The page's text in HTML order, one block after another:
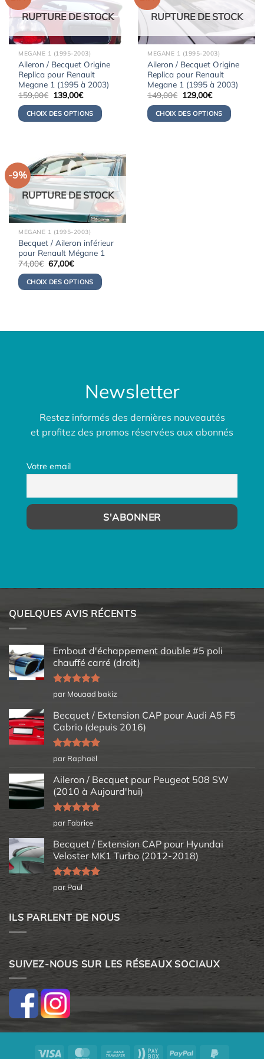
RUPTURE DE STOCK
MEGANE 1 (1995-2003)
Aileron / Becquet Origine
Replica pour Renault
Megane 1 (1995 à 2003)
159,00€ Le
initial
était :
159,00€.
139,00€Le
actuel
est :
139,00€.
CHOIX DES OPTIONS
RUPTURE DE STOCK
MEGANE 1 (1995-2003)
Aileron / Becquet Origine
Replica pour Renault
Megane 1 (1995 à 2003)
149,00€ Le
initial
était :
149,00€.
129,00€Le
actuel
est :
129,00€.
CHOIX DES OPTIONS
-9%
RUPTURE DE STOCK
MEGANE 1 (1995-2003)
Becquet / Aileron inférieur
pour Renault Mégane 1
74,00€ Le
prix
initial
était :
74,00€.
67,00€Le
actuel
est :
67,00€.
CHOIX DES OPTIONS
Newsletter
Restez informés des dernières nouveautés
et profitez des promos réservées aux abonnés
Votre email
QUELQUES AVIS RÉCENTS
Embout d'échappement double #5 poli
chauffé carré (droit)
Note5sur
5
par Mouaad bakiz
Becquet / Extension CAP pour Audi A5 F5
Cabrio (depuis 2016)
Note5sur
5
par Raphaël
Aileron / Becquet pour Peugeot 508 SW
(2010 à Aujourd'hui)
Note5sur
5
par Fabrice
Becquet / Extension CAP pour Hyundai
Veloster MK1 Turbo (2012-2018)
Note5sur
5
par Paul
ILS PARLENT DE NOUS
SUIVEZ-NOUS SUR LES RÉSEAUX SOCIAUX